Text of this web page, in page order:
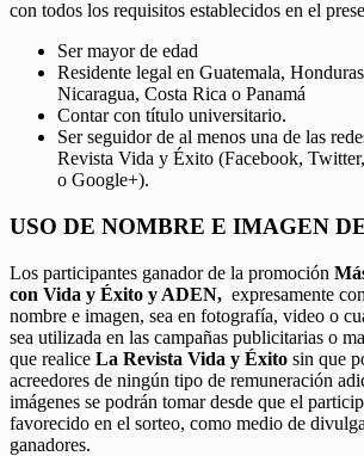
con todos los requisitos establecidos en el
Ser mayor de edad
Residente legal en Guatemala,
Nicaragua, Costa Rica o Panamá
Contar con título universitario.
Ser seguidor de al menos una de las
Revista Vida y Éxito (Facebook,
o Google+).
USO DE NOMBRE E IMAGEN
Los participantes ganador de la promoción
con Vida y Éxito y ADEN, expresamente
nombre e imagen, sea en fotografía, video o
sea utilizada en las campañas publicitarias o
que realice La Revista Vida y Éxito sin que
acreedores de ningún tipo de remuneración
imágenes se podrán tomar desde que el
favorecido en el sorteo, como medio de
ganadores.